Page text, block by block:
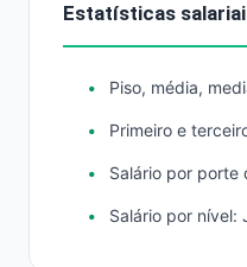
Estatísticas
Piso, média,
Primeiro e
Salário por porte
Salário por nível: